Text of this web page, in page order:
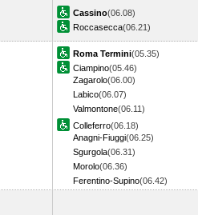
Cassino(06.08)
Roccasecca(06.21)
Roma Termini(05.35)
Ciampino(05.46)
Zagarolo(06.00)
Labico(06.07)
Valmontone(06.11)
Colleferro(06.18)
Anagni-Fiuggi(06.25)
Sgurgola(06.31)
Morolo(06.36)
Ferentino-Supino(06.42)